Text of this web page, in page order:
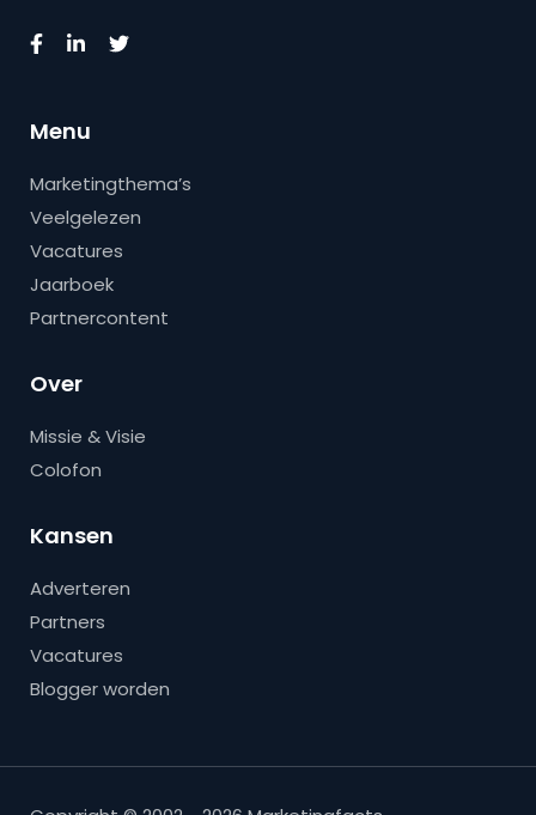
Menu
Marketingthema’s
Veelgelezen
Vacatures
Jaarboek
Partnercontent
Over
Missie & Visie
Colofon
Kansen
Adverteren
Partners
Vacatures
Blogger worden